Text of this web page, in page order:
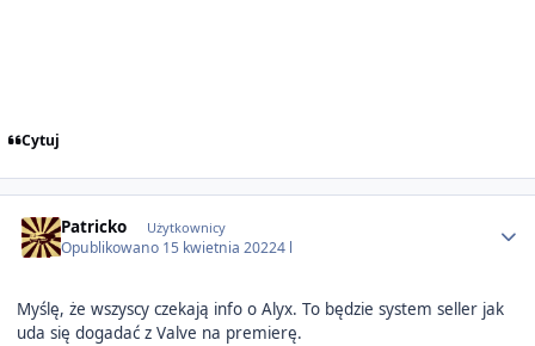
Cytuj
Patricko Użytkownicy
Opublikowano 15 kwietnia 20224 l
Myślę, że wszyscy czekają info o Alyx. To będzie system seller jak
uda się dogadać z Valve na premierę.